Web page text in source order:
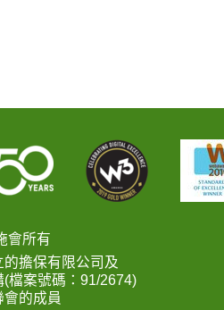
會所有
擔保有限公司及
檔案號碼：91/2674)
的成員